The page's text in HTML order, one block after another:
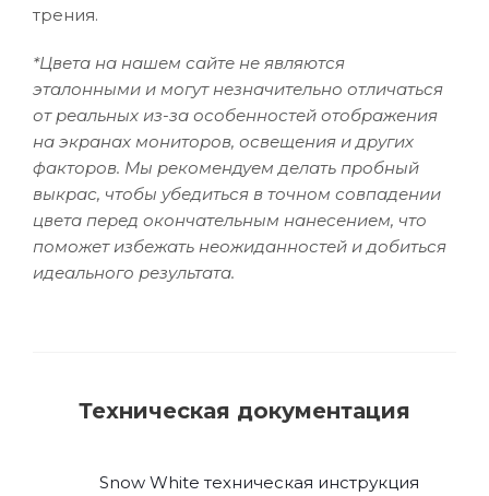
трения.
*Цвета на нашем сайте не являются
эталонными и могут незначительно отличаться
от реальных из-за особенностей отображения
на экранах мониторов, освещения и других
факторов. Мы рекомендуем делать пробный
выкрас, чтобы убедиться в точном совпадении
цвета перед окончательным нанесением, что
поможет избежать неожиданностей и добиться
идеального результата.
Техническая документация
Snow White техническая инструкция